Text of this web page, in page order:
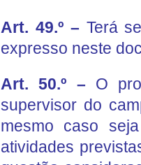
Art. 49.º – Terá
expresso neste
Art. 50.º – O
supervisor do
mesmo caso
atividades